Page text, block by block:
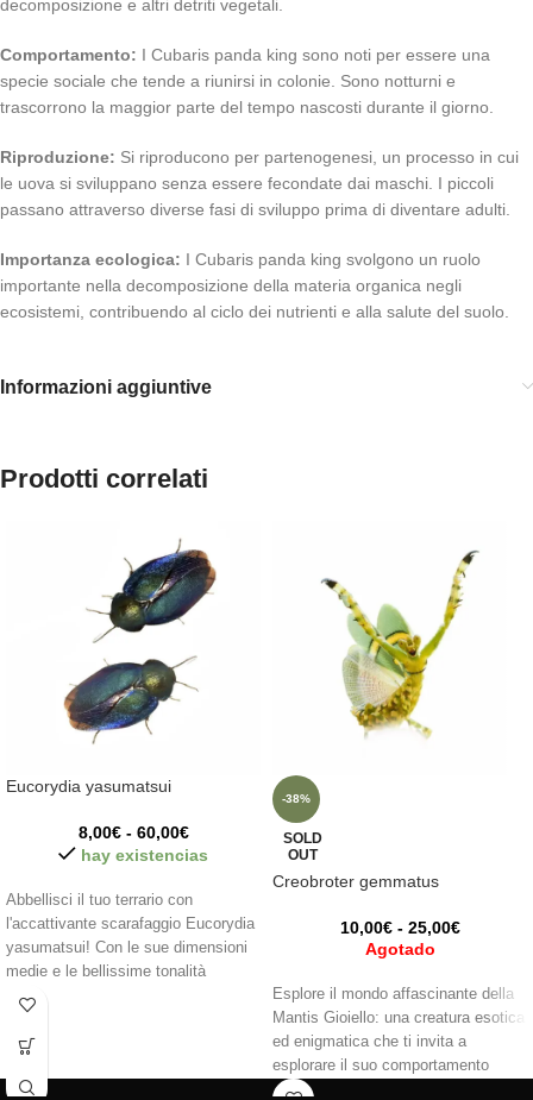
decomposizione e altri detriti vegetali.
Comportamento: I Cubaris panda king sono noti per essere una
specie sociale che tende a riunirsi in colonie. Sono notturni e
trascorrono la maggior parte del tempo nascosti durante il giorno.
Riproduzione: Si riproducono per partenogenesi, un processo in cui
le uova si sviluppano senza essere fecondate dai maschi. I piccoli
passano attraverso diverse fasi di sviluppo prima di diventare adulti.
Importanza ecologica: I Cubaris panda king svolgono un ruolo
importante nella decomposizione della materia organica negli
ecosistemi, contribuendo al ciclo dei nutrienti e alla salute del suolo.
Informazioni aggiuntive
Prodotti correlati
Eucorydia yasumatsui
8,00€ - 60,00€
hay existencias
Abbellisci il tuo terrario con
l'accattivante scarafaggio Eucorydia
yasumatsui! Con le sue dimensioni
medie e le bellissime tonalità
bluastre sulle ali, aggiunge un tocco
attività notturna e meravigliati del
Un'aggiunta affascinante che
-38%
SOLD
OUT
Creobroter gemmatus
10,00€ - 25,00€
Agotado
Esplore il mondo affascinante della
Mantis Gioiello: una creatura esotica
ed enigmatica che ti invita a
esplorare il suo comportamento
unico. Immergiti nello studio del suo